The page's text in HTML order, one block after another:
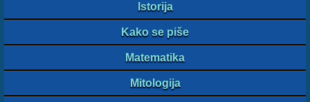
Istorija
Kako se piše
Matematika
Mitologija